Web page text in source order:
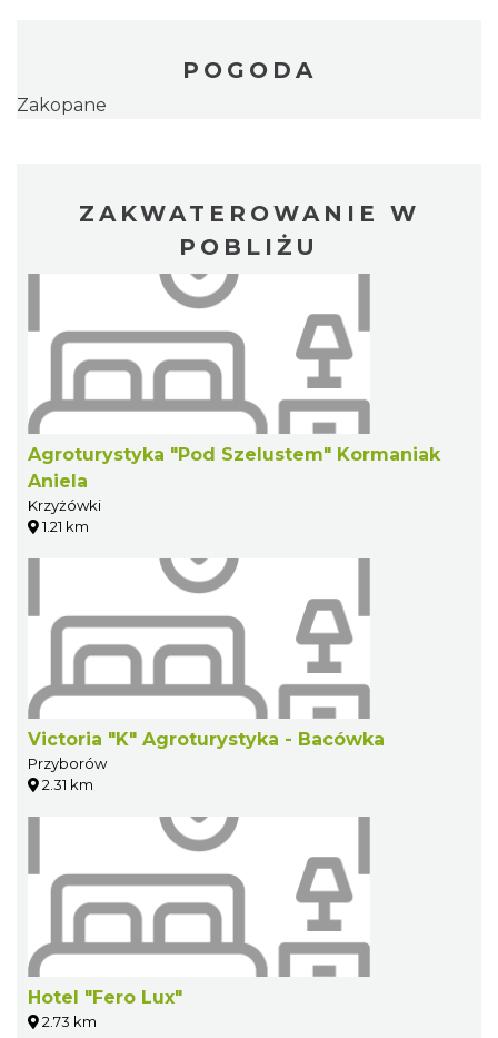
POGODA
Zakopane
ZAKWATEROWANIE W
POBLIŻU
Agroturystyka "Pod Szelustem" Kormaniak
Aniela
Krzyżówki
1.21 km
Victoria "K" Agroturystyka - Bacówka
Przyborów
2.31 km
Hotel "Fero Lux"
2.73 km